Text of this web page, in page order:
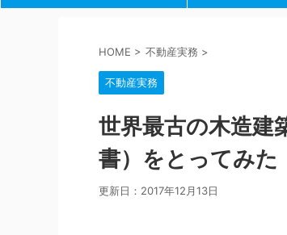
HOME > 不動産実務 >
不動産実務
世界最古の木造建
書）をとってみた
更新日： 2017年12月13日